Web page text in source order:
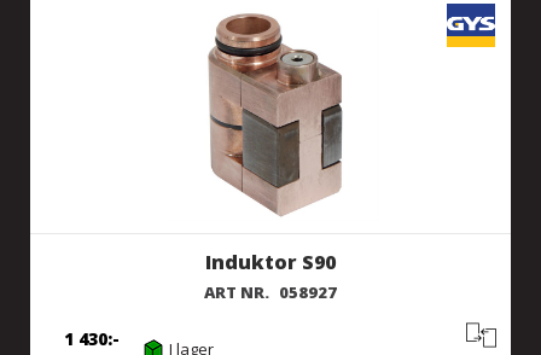
Induktor S90
ART NR. 058927
1 430 I lager